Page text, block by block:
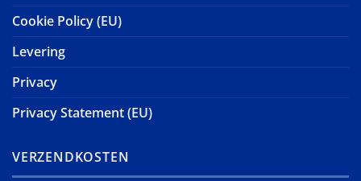
Cookie Policy (EU)
Levering
Privacy
Privacy Statement (EU)
VERZENDKOSTEN